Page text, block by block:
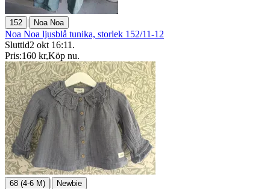
152 | Noa Noa
Noa Noa ljusblå tunika, storlek 152/11-12
Sluttid2 okt 16:11 .
Pris:160 kr,Köp nu.
68 (4-6 M) | Newbie